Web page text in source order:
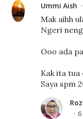
Ummi Aish
Mak aihh
Ngeri
Ooo ada
Kak ita tua
Saya spm